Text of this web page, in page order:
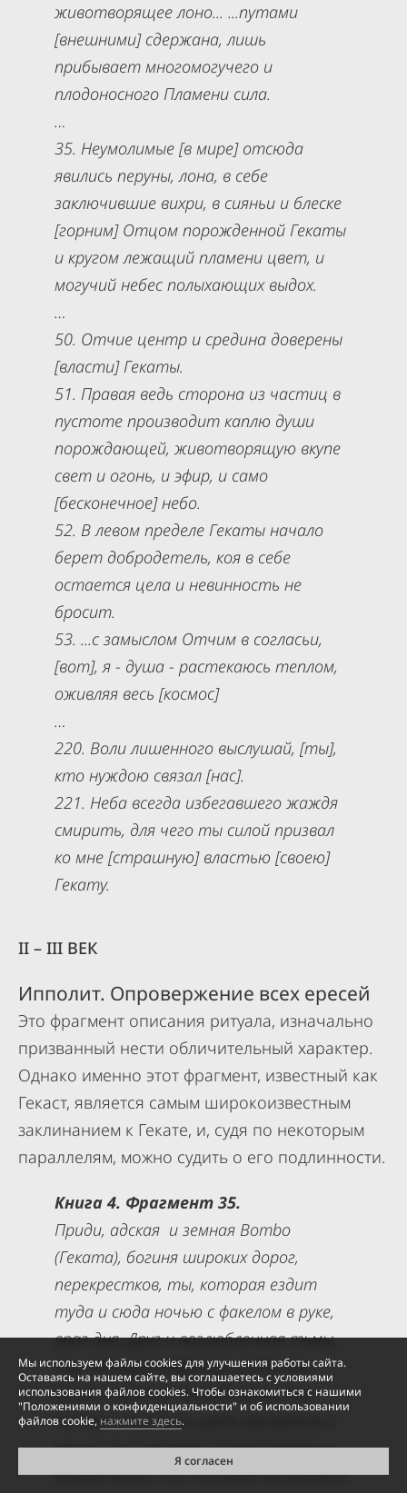
животворящее лоно... ...путами
[внешними] сдержана, лишь
прибывает многомогучего и
плодоносного Пламени сила.
…
35. Неумолимые [в мире] отсюда
явились перуны, лона, в себе
заключившие вихри, в сияньи и блеске
[горним] Отцом порожденной Гекаты
и кругом лежащий пламени цвет, и
могучий небес полыхающих выдох.
…
50. Отчие центр и средина доверены
[власти] Гекаты.
51. Правая ведь сторона из частиц в
пустоте производит каплю души
порождающей, животворящую вкупе
свет и огонь, и эфир, и само
[бесконечное] небо.
52. В левом пределе Гекаты начало
берет добродетель, коя в себе
остается цела и невинность не
бросит.
53. ...с замыслом Отчим в согласьи,
[вот], я - душа - растекаюсь теплом,
оживляя весь [космос]
…
220. Воли лишенного выслушай, [ты],
кто нуждою связал [нас].
221. Неба всегда избегавшего жаждя
смирить, для чего ты силой призвал
ко мне [страшную] властью [своею]
Гекату.
II – III ВЕК
Ипполит. Опровержение всех ересей
Это фрагмент описания ритуала, изначально
призванный нести обличительный характер.
Однако именно этот фрагмент, известный как
Гекаст, является самым широкоизвестным
заклинанием к Гекате, и, судя по некоторым
параллелям, можно судить о его подлинности.
Книга 4. Фрагмент 35.
Приди, адская и земная Bombo
(Геката), богиня широких дорог,
перекрестков, ты, которая ездит
туда и сюда ночью с факелом в руке,
враг дня. Друг и возлюбленная тьмы,
ты, которая радуется, когда суки
воют и льется теплая кровь, ты,
которая бродишь среди призраков и
могил, ты, которая удовлетворяешь
жажду крови, ты, которая вызываешь
Мы используем файлы cookies для улучшения работы сайта.
Оставаясь на нашем сайте, вы соглашаетесь с условиями
использования файлов cookies. Чтобы ознакомиться с нашими
"Положениями о конфиденциальности" и об использовании
файлов cookie, нажмите здесь.
Я согласен